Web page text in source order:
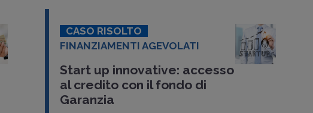
CASO RISOLTO
FINANZIAMENTI AGEVOLATI
Start up innovative: accesso
al credito con il fondo di
Garanzia